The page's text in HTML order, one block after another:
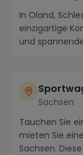
In Oland,
einzigartige
und
Sachsen
Tauchen Sie
mieten Sie
Sachsen.